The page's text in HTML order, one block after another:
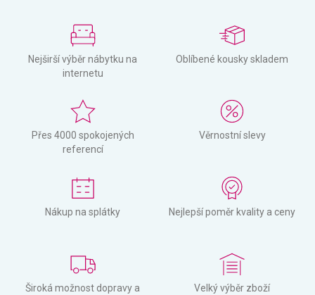
Nejširší výběr nábytku na
internetu
Oblíbené kousky skladem
Přes 4000 spokojených
referencí
Věrnostní slevy
Nákup na splátky Nejlepší poměr kvality a ceny
Široká možnost dopravy a
Velký výběr zboží